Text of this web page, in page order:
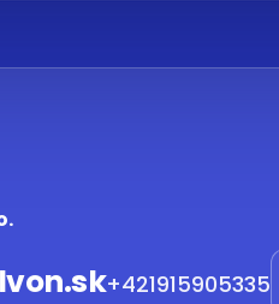
+421915905335